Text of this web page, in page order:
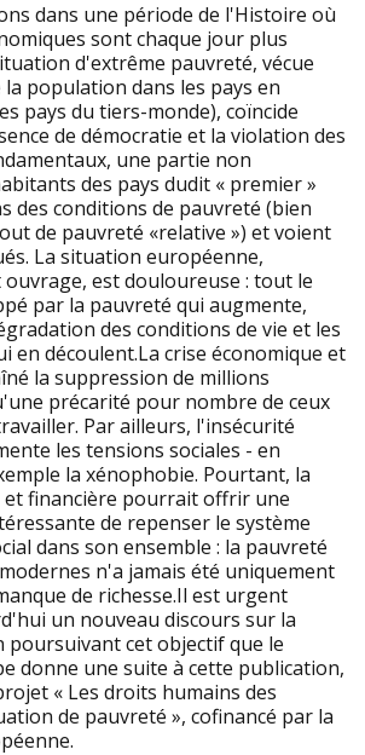
dans une période de l'Histoire où
sont chaque jour plus
d'extrême pauvreté, vécue
population dans les pays en
pays du tiers-monde), coïncide
de démocratie et la violation des
une partie non
des pays dudit « premier »
des conditions de pauvreté (bien
de pauvreté «relative ») et voient
La situation européenne,
ouvrage, est douloureuse : tout le
par la pauvreté qui augmente,
des conditions de vie et les
en découlent.La crise économique et
la suppression de millions
précarité pour nombre de ceux
Par ailleurs, l'insécurité
les tensions sociales - en
la xénophobie. Pourtant, la
et financière pourrait offrir une
de repenser le système
dans son ensemble : la pauvreté
n'a jamais été uniquement
de richesse.Il est urgent
un nouveau discours sur la
poursuivant cet objectif que le
donne une suite à cette publication,
« Les droits humains des
de pauvreté », cofinancé par la